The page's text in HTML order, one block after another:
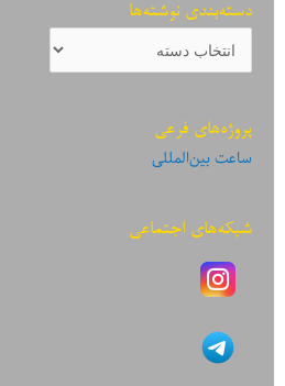
دسته‌بندی نوشته‌ها
دسته‌بندی
نوشته‌ها
پروژه‌های فرعی
ساعت بین‌المللی
شبکه‌های اجتماعی